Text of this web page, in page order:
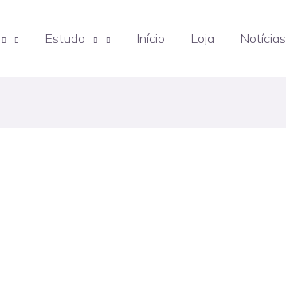
Estudo Início Loja Notícias